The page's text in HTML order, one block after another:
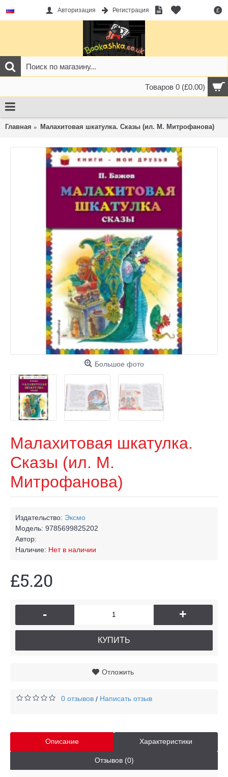
£
Авторизация Регистрация
Товаров 0 (£0.00)
Главная Малахитовая шкатулка. Сказы (ил. М. Митрофанова)
Большое фото
Малахитовая шкатулка.
Сказы (ил. М.
Митрофанова)
Издательство: Эксмо
Модель: 9785699825202
Автор:
Наличие: Нет в наличии
£5.20
- +
КУПИТЬ
Отложить
0 отзывов / Написать отзыв
Описание Характеристики
Отзывов (0)